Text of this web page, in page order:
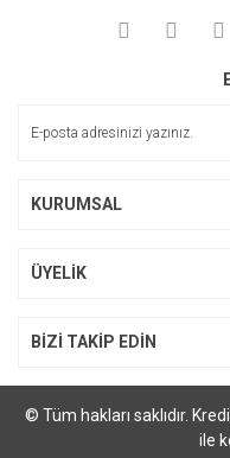
Ürün açıklamasında
KURUMSAL
ÜYELİK
BİZİ TAKİP EDİN
© Tüm hakları saklıdır.
ile